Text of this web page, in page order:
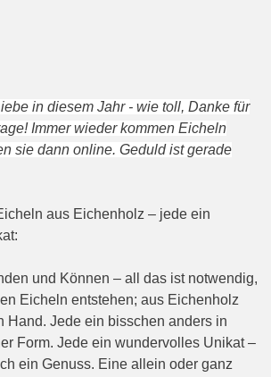
in diesem Jahr - wie toll, Danke für
Immer wieder kommen Eicheln
sie dann online. Geduld ist gerade
aus Eichenholz – jede ein
und Können – all das ist notwendig,
Eicheln entstehen; aus Eichenholz
Hand. Jede ein bisschen anders in
Form. Jede ein wundervolles Unikat –
ein Genuss. Eine allein oder ganz